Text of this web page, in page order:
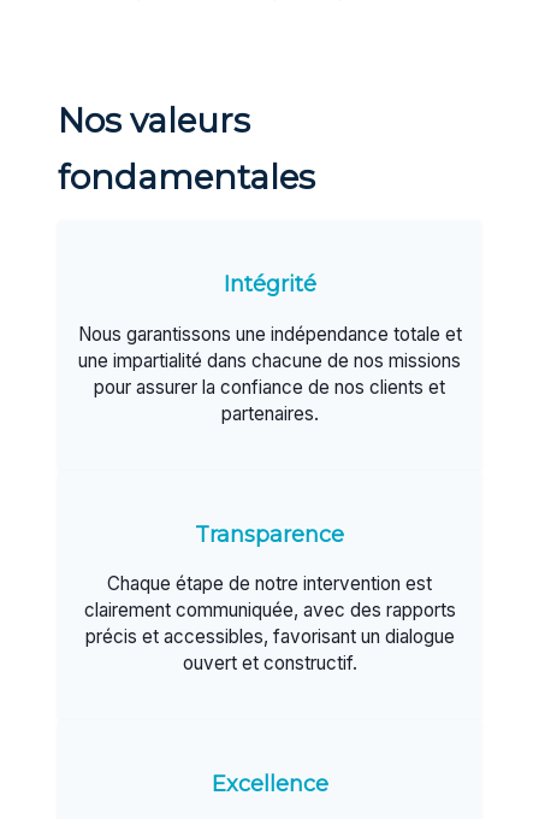
Nos valeurs
fondamentales
Intégrité
Nous garantissons une indépendance totale et
une impartialité dans chacune de nos missions
pour assurer la confiance de nos clients et
partenaires.
Transparence
Chaque étape de notre intervention est
clairement communiquée, avec des rapports
précis et accessibles, favorisant un dialogue
ouvert et constructif.
Excellence